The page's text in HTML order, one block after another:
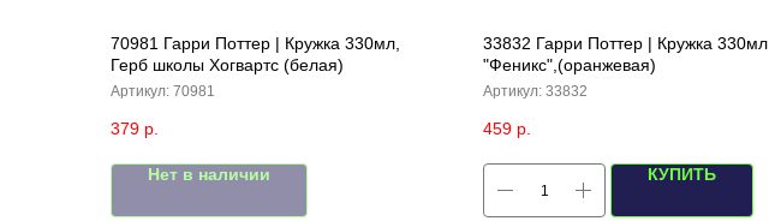
70981 Гарри Поттер | Кружка 330мл,
Герб школы Хогвартс (белая)
Артикул: 70981
379 р.
Нет в наличии
33832 Гарри Поттер | Кружка 330мл
"Феникс",(оранжевая)
Артикул: 33832
459 р.
КУПИТЬ